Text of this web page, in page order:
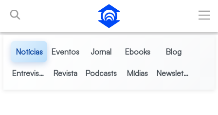
Pular para o Conteúdo principal
Notícias Eventos Jornal Ebooks Blog
Entrevistas Revista Podcasts Mídias Newsletter